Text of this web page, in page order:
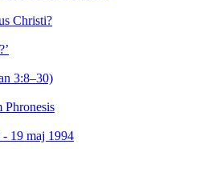
Christi?
3:8–30)
Phronesis
- 19 maj 1994